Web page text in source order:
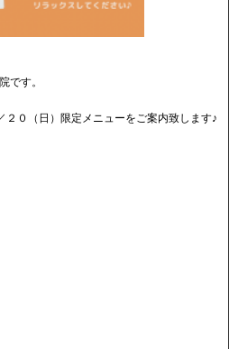
です。
２０（日）限定メニューをご案内致します♪